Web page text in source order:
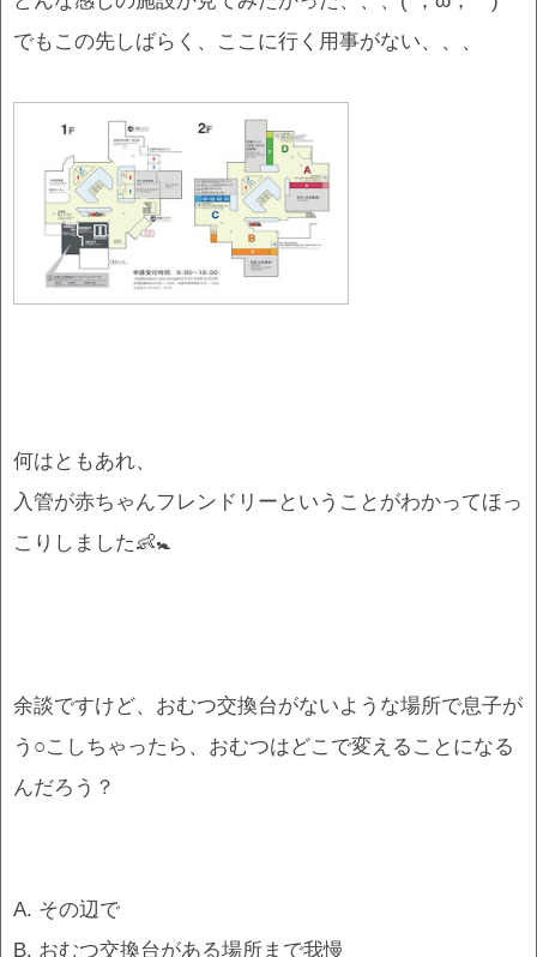
でもこの先しばらく、ここに行く用事がない、、、
何はともあれ、
入管が赤ちゃんフレンドリーということがわかってほっ
こりしました👶🚼
余談ですけど、おむつ交換台がないような場所で息子が
う○こしちゃったら、おむつはどこで変えることになる
んだろう？
A. その辺で
B. おむつ交換台がある場所まで我慢